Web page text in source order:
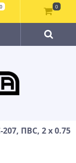
ПВС, 2 х 0.75
0 0